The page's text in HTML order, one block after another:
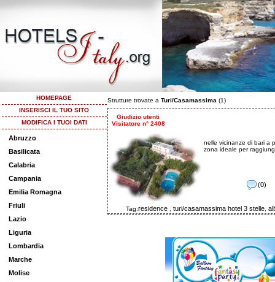
HOMEPAGE
INSERISCI IL TUO SITO
MODIFICA I TUOI DATI
Abruzzo
Basilicata
Calabria
Campania
Emilia Romagna
Friuli
Lazio
Liguria
Lombardia
Marche
Molise
Strutture trovate a Turi/Casamassima (1)
Giudizio utenti
Visitatore n° 2408
nelle vicinanze di bari a
zona ideale per
(0)
Tag:residence ,turi/casamassima hotel 3 stelle ,